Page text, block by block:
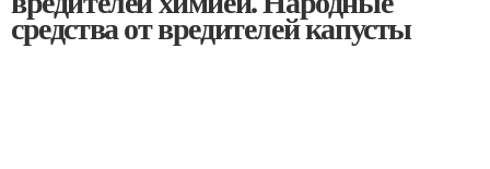
средства от вредителей капусты